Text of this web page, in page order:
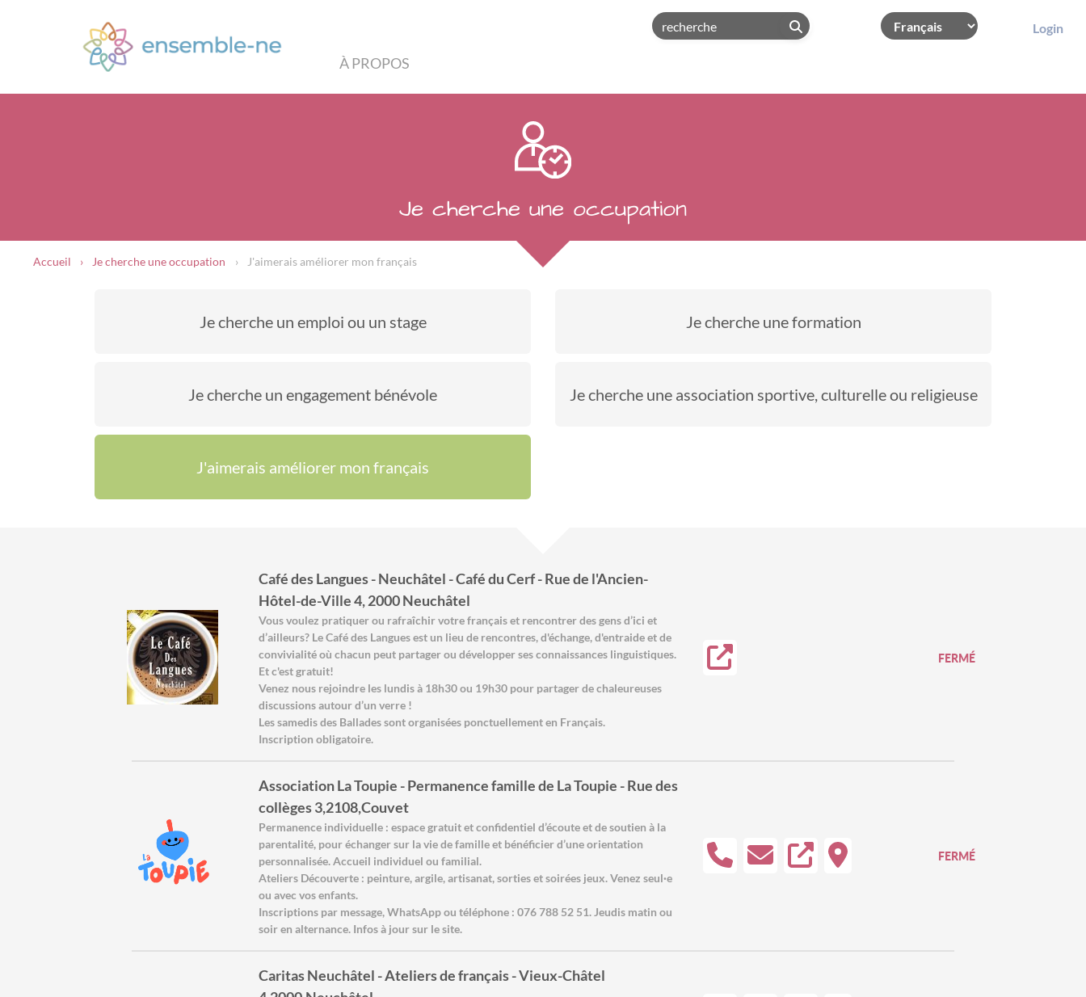
À PROPOS
Login
Je cherche une occupation
Accueil Je cherche une occupation J'aimerais améliorer mon français
Je cherche un emploi ou un stage Je cherche une formation
Je cherche un engagement bénévole Je cherche une association sportive, culturelle ou religieuse
J'aimerais améliorer mon français
Café des Langues - Neuchâtel - Café du Cerf - Rue de l'Ancien-
Hôtel-de-Ville 4, 2000 Neuchâtel
Vous voulez pratiquer ou rafraîchir votre français et rencontrer des gens d’ici et
d’ailleurs? Le Café des Langues est un lieu de rencontres, d'échange, d'entraide et de
convivialité où chacun peut partager ou développer ses connaissances linguistiques.
Et c'est gratuit!
Venez nous rejoindre les lundis à 18h30 ou 19h30 pour partager de chaleureuses
discussions autour d’un verre !
Les samedis des Ballades sont organisées ponctuellement en Français.
Inscription obligatoire.
FERMÉ
Association La Toupie - Permanence famille de La Toupie - Rue des
collèges 3,2108,Couvet
Permanence individuelle : espace gratuit et confidentiel d’écoute et de soutien à la
parentalité, pour échanger sur la vie de famille et bénéficier d’une orientation
personnalisée. Accueil individuel ou familial.
Ateliers Découverte : peinture, argile, artisanat, sorties et soirées jeux. Venez seul·e
ou avec vos enfants.
Inscriptions par message, WhatsApp ou téléphone : 076 788 52 51. Jeudis matin ou
soir en alternance. Infos à jour sur le site.
FERMÉ
Caritas Neuchâtel - Ateliers de français - Vieux-Châtel